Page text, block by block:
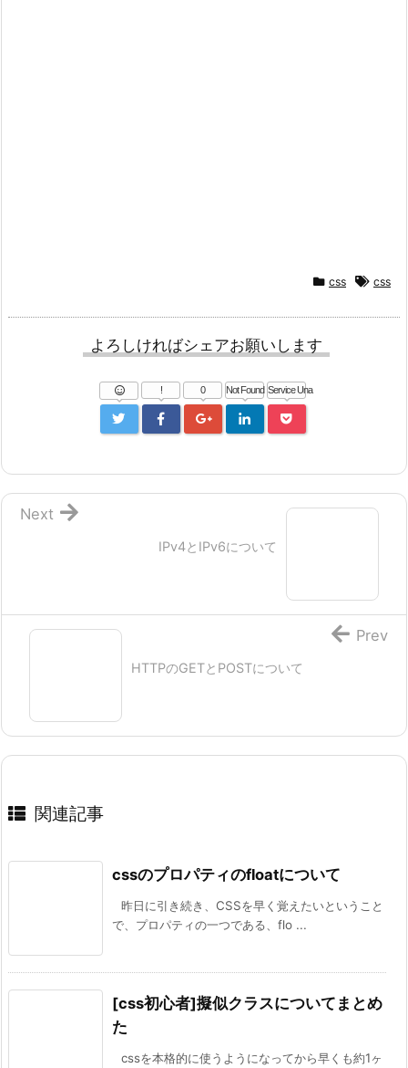
css css
よろしければシェアお願いします
! 0 Not Found Service Una
IPv4とIPv6について
Next
HTTPのGETとPOSTについて
Prev
関連記事
cssのプロパティのfloatについて
昨日に引き続き、CSSを早く覚えたいということ
で、プロパティの一つである、flo ...
[css初心者]擬似クラスについてまとめ
た
cssを本格的に使うようになってから早くも約1ヶ